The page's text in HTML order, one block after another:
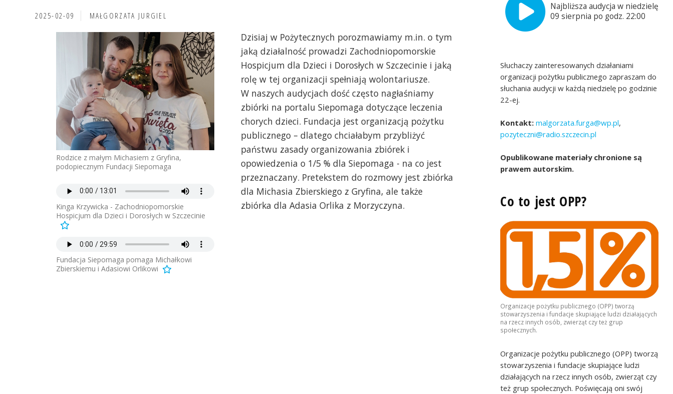
2025-02-09 MAŁGORZATA JURGIEL
Rodzice z małym Michasiem z Gryfina,
podopiecznym Fundacji Siepomaga
Kinga Krzywicka - Zachodniopomorskie
Hospicjum dla Dzieci i Dorosłych w Szczecinie
Fundacja Siepomaga pomaga Michałkowi
Zbierskiemu i Adasiowi Orlikowi
Dzisiaj w Pożytecznych porozmawiamy m.in. o tym
jaką działalność prowadzi Zachodniopomorskie
Hospicjum dla Dzieci i Dorosłych w Szczecinie i jaką
rolę w tej organizacji spełniają wolontariusze.
W naszych audycjach dość często nagłaśniamy
zbiórki na portalu Siepomaga dotyczące leczenia
chorych dzieci. Fundacja jest organizacją pożytku
publicznego – dlatego chciałabym przybliżyć
państwu zasady organizowania zbiórek i
opowiedzenia o 1/5 % dla Siepomaga - na co jest
przeznaczany. Pretekstem do rozmowy jest zbiórka
dla Michasia Zbierskiego z Gryfina, ale także
zbiórka dla Adasia Orlika z Morzyczyna.
Najbliższa audycja w niedzielę,
09 sierpnia po godz. 22:00
Słuchaczy zainteresowanych działaniami
organizacji pożytku publicznego zapraszam do
słuchania audycji w każdą niedzielę po godzinie
22-ej.
Kontakt: malgorzata.furga@wp.pl,
pozyteczni@radio.szczecin.pl
Opublikowane materiały chronione są
prawem autorskim.
Co to jest OPP?
Organizacje pożytku publicznego (OPP) tworzą
stowarzyszenia i fundacje skupiające ludzi działających
na rzecz innych osób, zwierząt czy też grup
społecznych.
Organizacje pożytku publicznego (OPP) tworzą
stowarzyszenia i fundacje skupiające ludzi
działających na rzecz innych osób, zwierząt czy
też grup społecznych. Poświęcają oni swój